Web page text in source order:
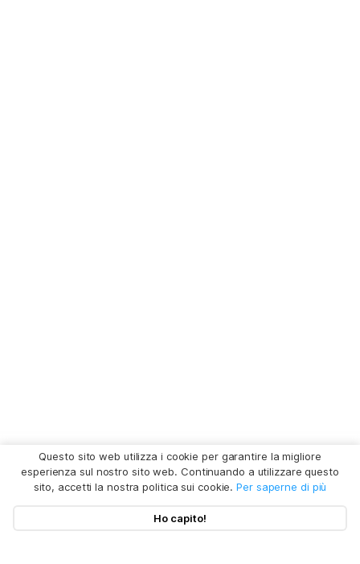
Questo sito web utilizza i cookie per garantire la migliore
esperienza sul nostro sito web. Continuando a utilizzare questo
sito, accetti la nostra politica sui cookie.Per saperne di più
Ho capito!